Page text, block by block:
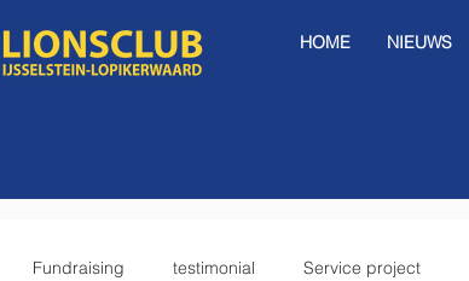
HOME NIEUWS
Fundraising testimonial Service project